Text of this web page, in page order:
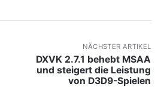
NÄCHSTER ARTIKEL
DXVK 2.7.1 behebt MSAA
und steigert die Leistung
von D3D9-Spielen